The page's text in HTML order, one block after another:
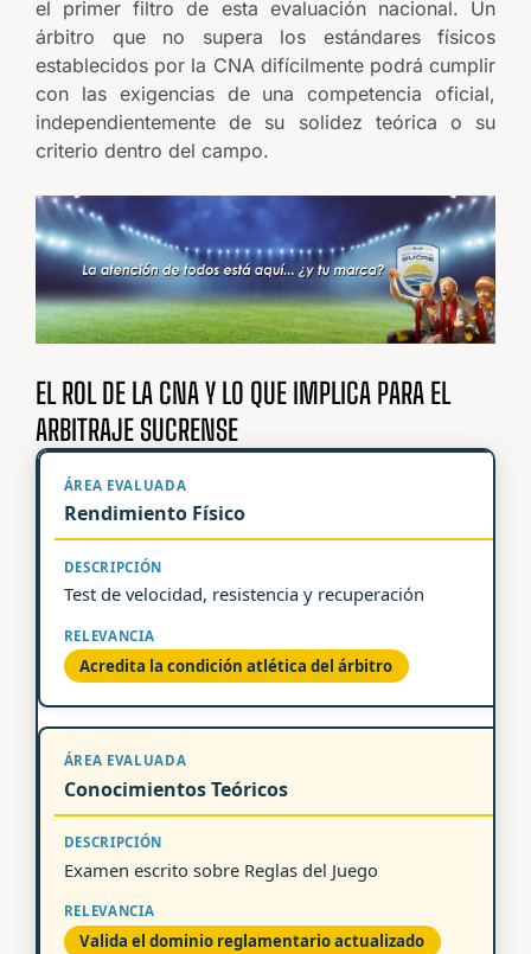
el primer filtro de esta evaluación nacional. Un
árbitro que no supera los estándares físicos
establecidos por la CNA difícilmente podrá cumplir
con las exigencias de una competencia oficial,
independientemente de su solidez teórica o su
criterio dentro del campo.
EL ROL DE LA CNA Y LO QUE IMPLICA PARA EL
ARBITRAJE SUCRENSE
Rendimiento Físico
Test de velocidad, resistencia y recuperación
Acredita la condición atlética del árbitro
Conocimientos Teóricos
Examen escrito sobre Reglas del Juego
Valida el dominio reglamentario actualizado